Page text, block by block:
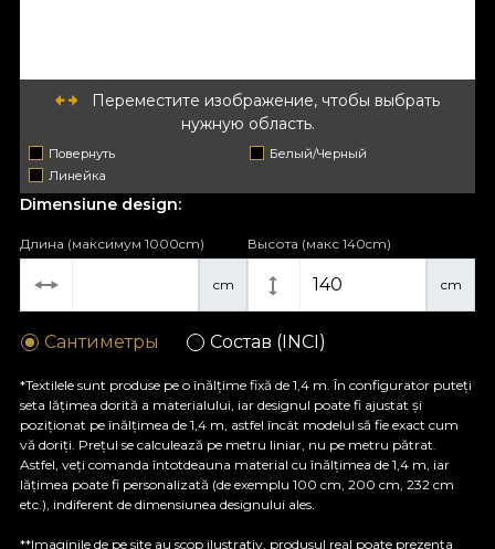
Переместите изображение, чтобы выбрать
нужную область.
Повернуть
Белый/Черный
Линейка
Dimensiune design:
cm
Длина (максимум 1000cm)
cm
Высота (макс 140cm)
Сантиметры Состав (INCI)
*Textilele sunt produse pe o înălțime fixă de 1,4 m. În configurator puteți
seta lățimea dorită a materialului, iar designul poate fi ajustat și
poziționat pe înălțimea de 1,4 m, astfel încât modelul să fie exact cum
vă doriți. Prețul se calculează pe metru liniar, nu pe metru pătrat.
Astfel, veți comanda întotdeauna material cu înălțimea de 1,4 m, iar
lățimea poate fi personalizată (de exemplu 100 cm, 200 cm, 232 cm
etc.), indiferent de dimensiunea designului ales.
**Imaginile de pe site au scop ilustrativ, produsul real poate prezenta